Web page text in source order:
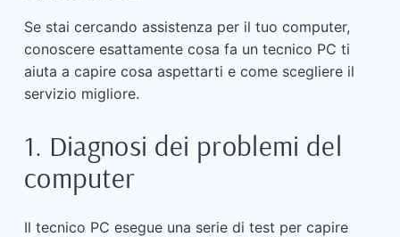
Se stai cercando assistenza per il tuo computer,
conoscere esattamente cosa fa un tecnico PC ti
aiuta a capire cosa aspettarti e come scegliere il
servizio migliore.
1. Diagnosi dei problemi del
computer
Il tecnico PC esegue una serie di test per capire